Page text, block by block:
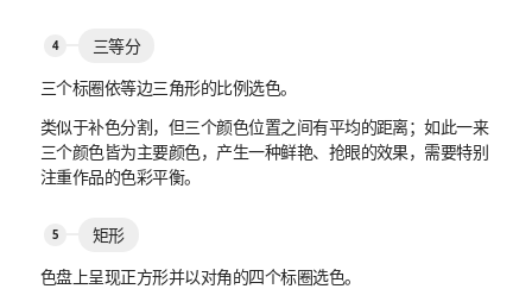
三等分
三个标圈依等边三角形的比例选色。
类似于补色分割，但三个颜色位置之间有平均的距离；如此一来
三个颜色皆为主要颜色，产生一种鲜艳、抢眼的效果，需要特别
注重作品的色彩平衡。
矩形
色盘上呈现正方形并以对角的四个标圈选色。